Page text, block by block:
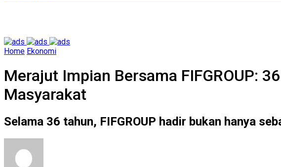
Home Ekonomi
Merajut Impian Bersama FIFGROUP:
Masyarakat
Selama 36 tahun, FIFGROUP hadir bukan hanya